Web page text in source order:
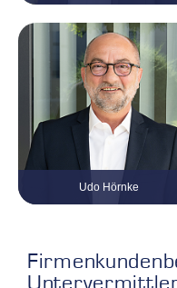
Tel. 0 21 61 / 999 38 – 30
marc.hoverath@kvv-
Udo Hörnke
udo.hoernke@kvv-